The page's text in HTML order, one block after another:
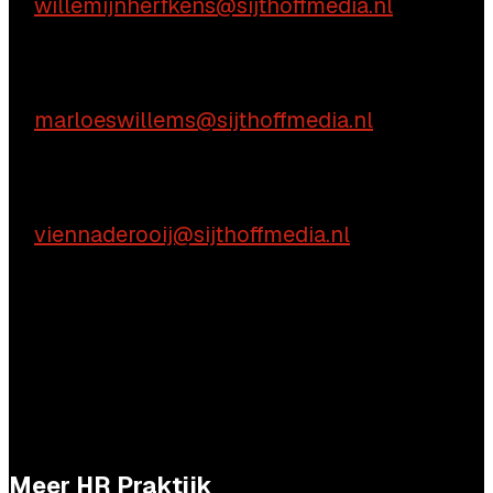
willemijnherfkens@sijthoffmedia.nl
marloeswillems@sijthoffmedia.nl
viennaderooij@sijthoffmedia.nl
Meer HR Praktijk